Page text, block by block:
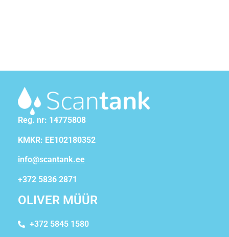
Reg. nr: 14775808
KMKR: EE102180352
info@scantank.ee
+372 5836 2871
OLIVER MÜÜR
+372 5845 1580